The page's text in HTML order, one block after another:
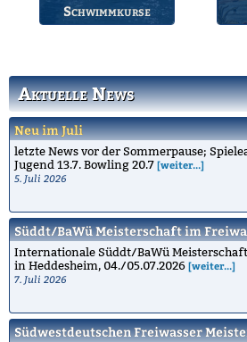
Aktuelle News
Neu im Juli
letzte News vor der Sommerpause;
Jugend 13.7. Bowling 20.7 [weiter...]
5. Juli 2026
Süddt/BaWü Meisterschaft im
Internationale Süddt/BaWü
in Heddesheim, 04./05.07.2026 [weiter...]
7. Juli 2026
Südwestdeutschen Freiwasser
Schwimmkurse